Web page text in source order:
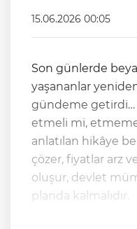
15.06.2026 00:05
Son günlerde
yaşananlar
gündeme getirdi… Devlet fiyatlara müdahale
etmeli mi, etmemeli mi?
anlatılan hikâye
çözer, fiyatlar arz
oluşur, devlet
planda kalmalıdır.